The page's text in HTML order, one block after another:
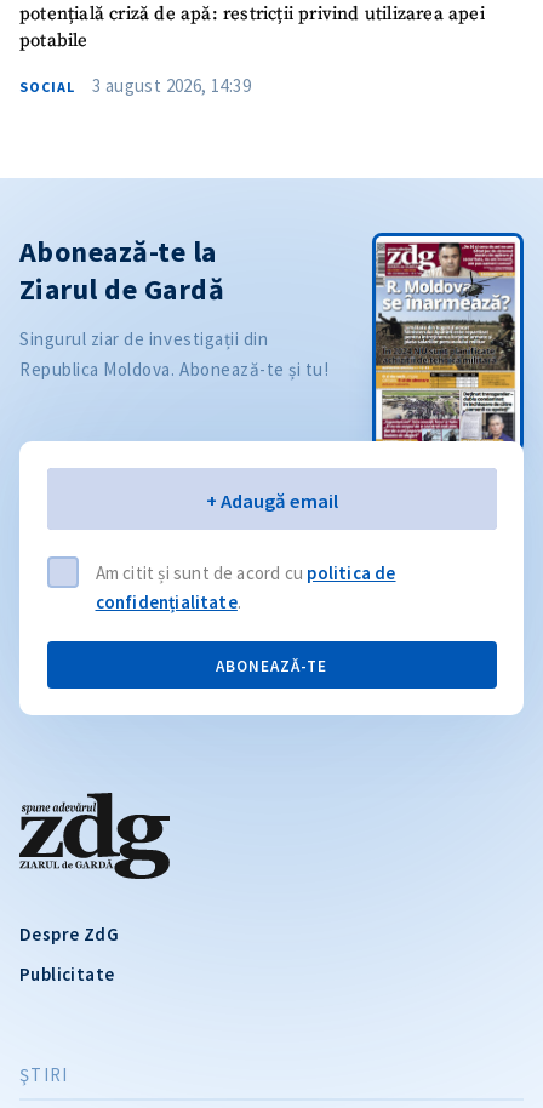
potențială criză de apă: restricții privind utilizarea apei
potabile
SOCIAL 3 august 2026, 14:39
Despre ZdG
Publicitate
ŞTIRI
Abonează-te la
Ziarul de Gardă
Singurul ziar de investigații din
Republica Moldova. Abonează-te și tu!
+ Adaugă email
Am citit și sunt de acord cu politica de
confidențialitate.
ABONEAZĂ-TE